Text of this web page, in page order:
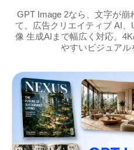
GPT Image 2なら、文字が崩
て、広告クリエイティブ AI
像 生成AIまで幅広く対応。
やすいビジュアル